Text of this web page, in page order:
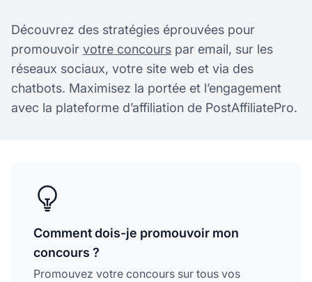
Découvrez des stratégies éprouvées pour
promouvoir votre concours par email, sur les
réseaux sociaux, votre site web et via des
chatbots. Maximisez la portée et l’engagement
avec la plateforme d’affiliation de PostAffiliatePro.
Comment dois-je promouvoir mon
concours ?
Promouvez votre concours sur tous vos